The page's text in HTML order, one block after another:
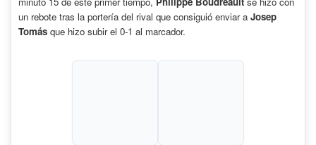
un rebote tras la portería del rival que consiguió enviar a Josep
Tomás que hizo subir el 0-1 al marcador.